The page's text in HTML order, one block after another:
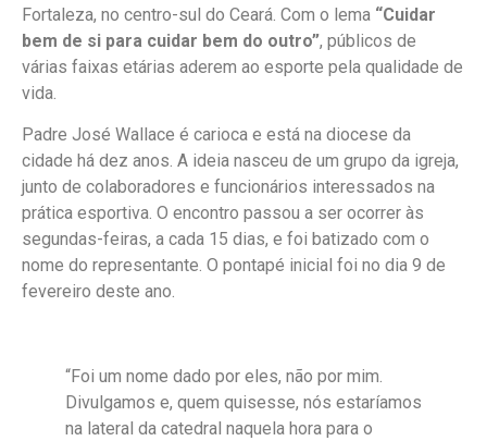
Fortaleza, no centro-sul do Ceará. Com o lema “Cuidar
bem de si para cuidar bem do outro”, públicos de
várias faixas etárias aderem ao esporte pela qualidade de
vida.
Padre José Wallace é carioca e está na diocese da
cidade há dez anos. A ideia nasceu de um grupo da igreja,
junto de colaboradores e funcionários interessados na
prática esportiva. O encontro passou a ser ocorrer às
segundas-feiras, a cada 15 dias, e foi batizado com o
nome do representante. O pontapé inicial foi no dia 9 de
fevereiro deste ano.
“Foi um nome dado por eles, não por mim.
Divulgamos e, quem quisesse, nós estaríamos
na lateral da catedral naquela hora para o